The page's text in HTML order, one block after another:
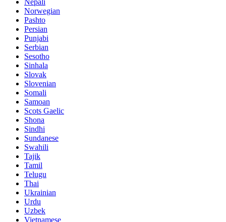
Nepali
Norwegian
Pashto
Persian
Punjabi
Serbian
Sesotho
Sinhala
Slovak
Slovenian
Somali
Samoan
Scots Gaelic
Shona
Sindhi
Sundanese
Swahili
Tajik
Tamil
Telugu
Thai
Ukrainian
Urdu
Uzbek
Vietnamese